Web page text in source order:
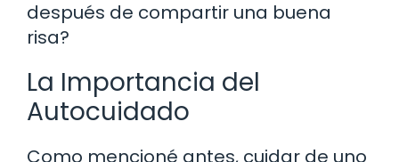
después de compartir una buena
risa?
La Importancia del
Autocuidado
Como mencioné antes, cuidar de uno